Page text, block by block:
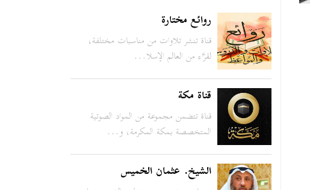
روائع مختارة
قناة تنشر تلاوات من مناسبات مختلفة،
لقرَّاء من العالم الإسلا...
قناة مكة
قناة تتضمن مجموعة من المواد الصوتية
المتخصصة بمكة المكرمة، و...
الشيخ. عثمان الخميس